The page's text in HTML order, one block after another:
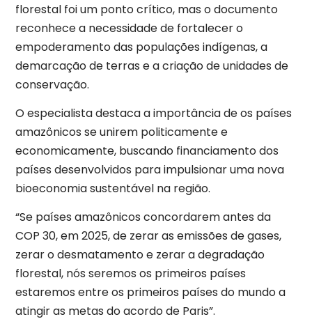
florestal foi um ponto crítico, mas o documento
reconhece a necessidade de fortalecer o
empoderamento das populações indígenas, a
demarcação de terras e a criação de unidades de
conservação.
O especialista destaca a importância de os países
amazônicos se unirem politicamente e
economicamente, buscando financiamento dos
países desenvolvidos para impulsionar uma nova
bioeconomia sustentável na região.
“Se países amazônicos concordarem antes da
COP 30, em 2025, de zerar as emissões de gases,
zerar o desmatamento e zerar a degradação
florestal, nós seremos os primeiros países
estaremos entre os primeiros países do mundo a
atingir as metas do acordo de Paris”.